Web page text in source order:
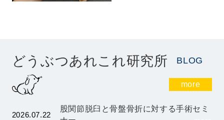
どうぶつあれこれ研究所 BLOG
more
2026.07.22
股関節脱臼と骨盤骨折に対する手術セミ